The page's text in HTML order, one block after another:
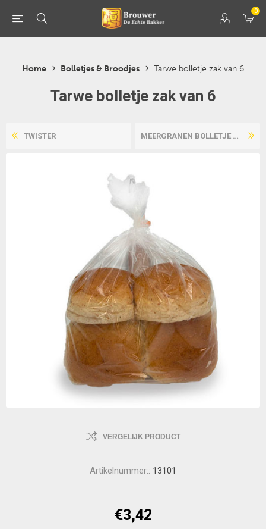
0
Home Bolletjes & Broodjes Tarwe bolletje zak van 6
Tarwe bolletje zak van 6
TWISTER MEERGRANEN BOLLETJE ZAK VAN...
VERGELIJK PRODUCT
Artikelnummer:: 13101
€3,42